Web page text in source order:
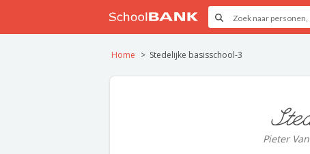
Home Stedelijke basisschool-3
Pieter